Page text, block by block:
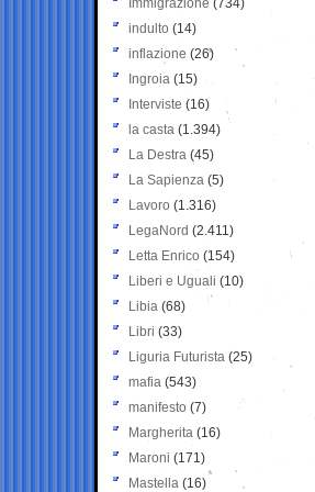
Immigrazione (734)
indulto (14)
inflazione (26)
Ingroia (15)
Interviste (16)
la casta (1.394)
La Destra (45)
La Sapienza (5)
Lavoro (1.316)
LegaNord (2.411)
Letta Enrico (154)
Liberi e Uguali (10)
Libia (68)
Libri (33)
Liguria Futurista (25)
mafia (543)
manifesto (7)
Margherita (16)
Maroni (171)
Mastella (16)